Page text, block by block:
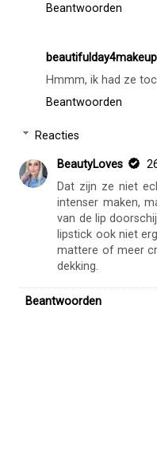
Beantwoorden
beautifulday4makeup
Hmmm, ik had ze
Beantwoorden
Reacties
BeautyLoves
Dat zijn ze niet
intenser maken,
van de lip
lipstick ook niet
mattere of meer
dekking.
Beantwoorden